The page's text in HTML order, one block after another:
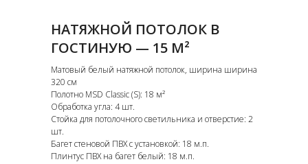
НАТЯЖНОЙ ПОТОЛОК В
ГОСТИНУЮ — 15 М²
Матовый белый натяжной потолок, ширина ширина
320 см
Полотно MSD Classic (S): 18 м²
Обработка угла: 4 шт.
Стойка для потолочного светильника и отверстие: 2
шт.
Багет стеновой ПВХ с установкой: 18 м.п.
Плинтус ПВХ на багет белый: 18 м.п.